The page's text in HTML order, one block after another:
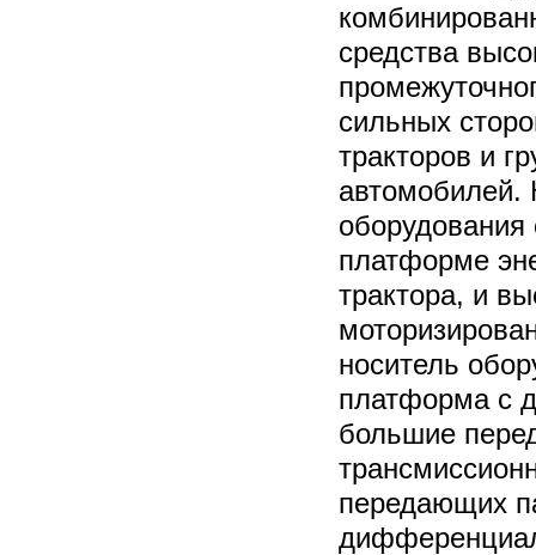
средства
сильных
тракторов и
автомобилей.
оборудования
платформе
трактора, и
носитель
платформа с
большие
передающих